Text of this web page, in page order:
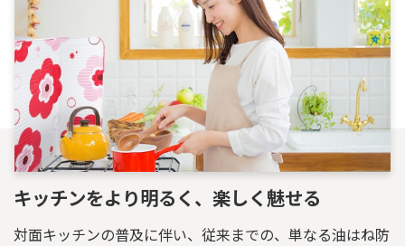
キッチンをより明るく、楽しく魅せる
対面キッチンの普及に伴い、従来までの、単なる油はね防